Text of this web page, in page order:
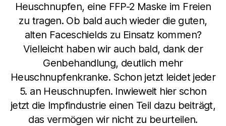
Heuschnupfen, eine FFP-2 Maske im Freien
zu tragen. Ob bald auch wieder die guten,
alten Faceschields zu Einsatz kommen?
Vielleicht haben wir auch bald, dank der
Genbehandlung, deutlich mehr
Heuschnupfenkranke. Schon jetzt leidet jeder
5. an Heuschnupfen. Inwieweit hier schon
jetzt die Impfindustrie einen Teil dazu beiträgt,
das vermögen wir nicht zu beurteilen.